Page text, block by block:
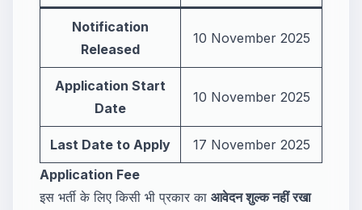
Notification
Released
10 November 2025
Application Start
Date
10 November 2025
Last Date to Apply
17 November 2025
Application Fee
इस भर्ती के लिए किसी भी प्रकार का आवेदन शुल्क नहीं रखा